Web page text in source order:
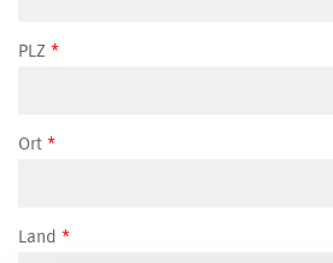
PLZ
Ort
Land